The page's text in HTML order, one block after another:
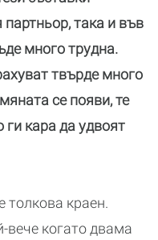
така и във
много трудна.
твърде много
се появи, те
ги кара да удвоят
толкова краен.
вече когато двама